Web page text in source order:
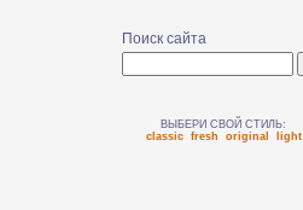
Поиск сайта
ВЫБЕРИ СВОЙ СТИЛЬ:
classic
fresh original light